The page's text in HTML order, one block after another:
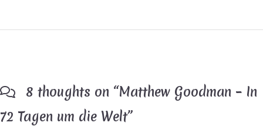
8 thoughts on “Matthew Goodman – In
72 Tagen um die Welt”